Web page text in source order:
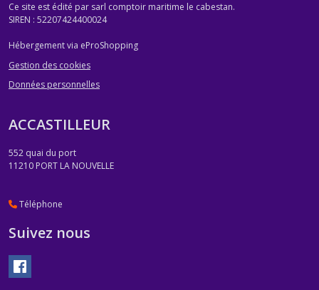
Ce site est édité par sarl comptoir maritime le cabestan.
SIREN : 52207424400024
Hébergement via eProShopping
Gestion des cookies
Données personnelles
ACCASTILLEUR
552 quai du port
11210 PORT LA NOUVELLE
Téléphone
Suivez nous